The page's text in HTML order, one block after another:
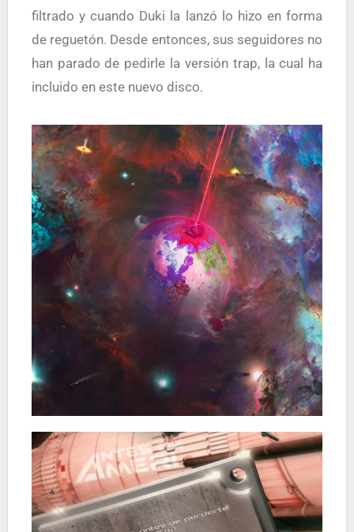
filtrado y cuando Duki la lanzó lo hizo en forma
de reguetón. Desde entonces, sus seguidores no
han parado de pedirle la versión trap, la cual ha
incluido en este nuevo disco.